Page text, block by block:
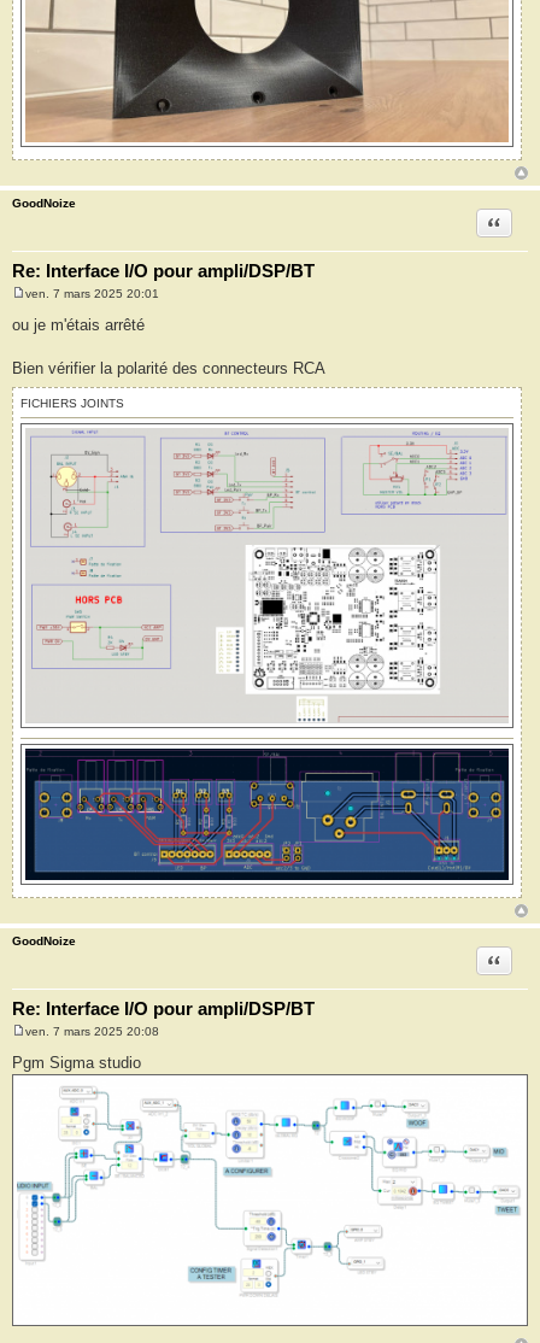
GoodNoize
Re: Interface I/O pour ampli/DSP/BT
Citation
e
s
a
g
e
ven. 7 mars 2025 20:01
ou je m'étais arrêté
Bien vérifier la polarité des connecteurs RCA
FICHIERS JOINTS
GoodNoize
Re: Interface I/O pour ampli/DSP/BT
Citation
e
s
ven. 7 mars 2025 20:08
Pgm Sigma studio